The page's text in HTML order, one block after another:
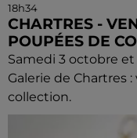
18h34
CHARTRES -
POUPÉES DE
Samedi 3 octobre
Galerie de Chartres
collection.